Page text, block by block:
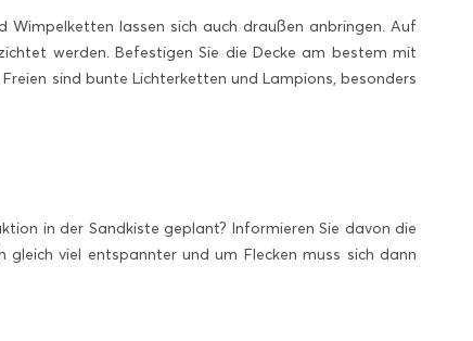
Wimpelketten lassen sich auch draußen anbringen. Auf
werden. Befestigen Sie die Decke am bestem mit
sind bunte Lichterketten und Lampions, besonders
in der Sandkiste geplant? Informieren Sie davon die
viel entspannter und um Flecken muss sich dann